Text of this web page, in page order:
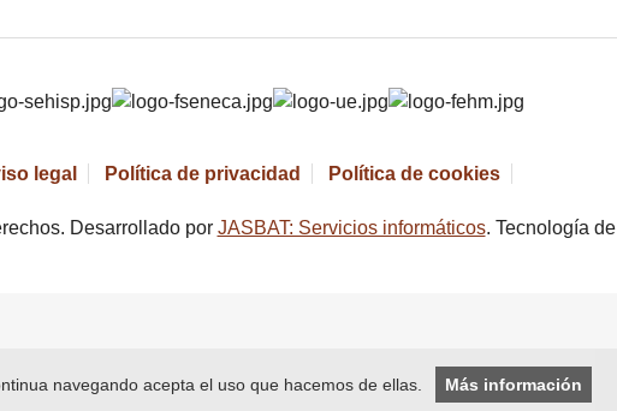
legal Política de privacidad Política de cookies
Desarrollado por JASBAT: Servicios informáticos. Tecnología de
navegando acepta el uso que hacemos de ellas. Más información